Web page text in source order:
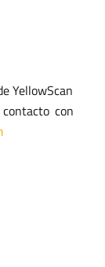
YellowScan
con